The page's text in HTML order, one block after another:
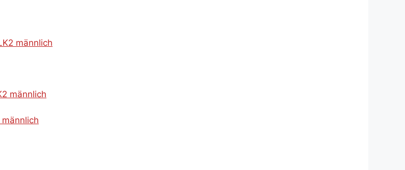
männlich
männlich
männlich